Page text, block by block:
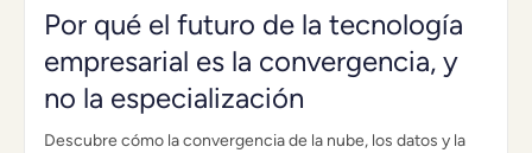
Por qué el futuro de la tecnología
empresarial es la convergencia, y
no la especialización
Descubre cómo la convergencia de la nube, los datos y la